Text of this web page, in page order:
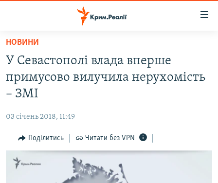
Перейти
основного
матеріалу
Перейти
основної
Перейти
до
пошуку
ВІДЕО ТА ФОТО
БЛОГИ
ПОГЛЯД
ІНТЕРВ'Ю
НОВИНИ
У Севастополі влада вперше
примусово вилучила нерухомість
– ЗМІ
03 січень 2018, 11:49
Поділитись Читати без VPN